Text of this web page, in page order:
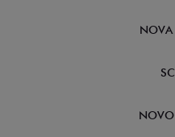
NOVA